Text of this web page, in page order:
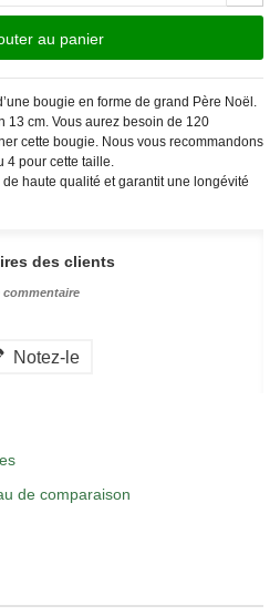
au panier
bougie en forme de grand Père Noël.
13 cm. Vous aurez besoin de 120
cette bougie. Nous vous recommandons
4 pour cette taille.
haute qualité et garantit une longévité
des clients
commentaire
Notez-le
de comparaison